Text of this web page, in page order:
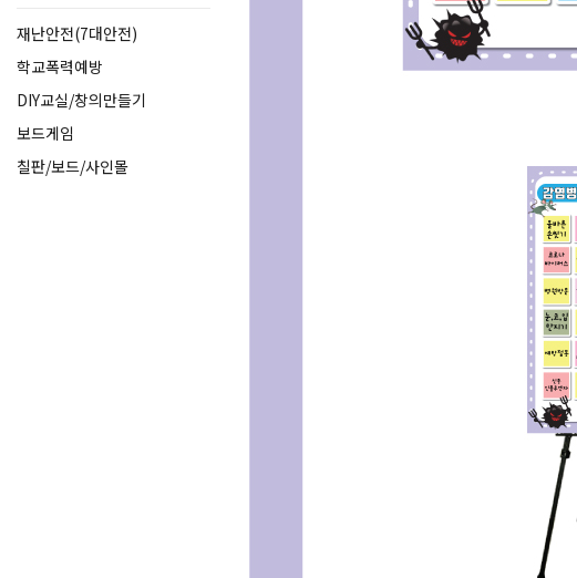
재난안전(7대안전)
학교폭력예방
DIY교실/창의만들기
보드게임
칠판/보드/사인몰